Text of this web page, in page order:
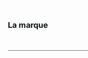
La marque